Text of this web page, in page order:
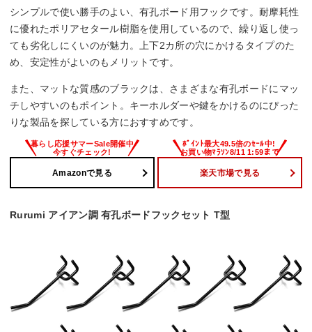
シンプルで使い勝手のよい、有孔ボード用フックです。耐摩耗性
に優れたポリアセタール樹脂を使用しているので、繰り返し使っ
ても劣化しにくいのが魅力。上下2カ所の穴にかけるタイプのた
め、安定性がよいのもメリットです。
また、マットな質感のブラックは、さまざまな有孔ボードにマッ
チしやすいのもポイント。キーホルダーや鍵をかけるのにぴった
りな製品を探している方におすすめです。
Amazonで見る 楽天市場で見る
Rurumi アイアン調 有孔ボードフックセット T型